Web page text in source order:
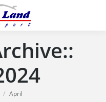
hier:
April